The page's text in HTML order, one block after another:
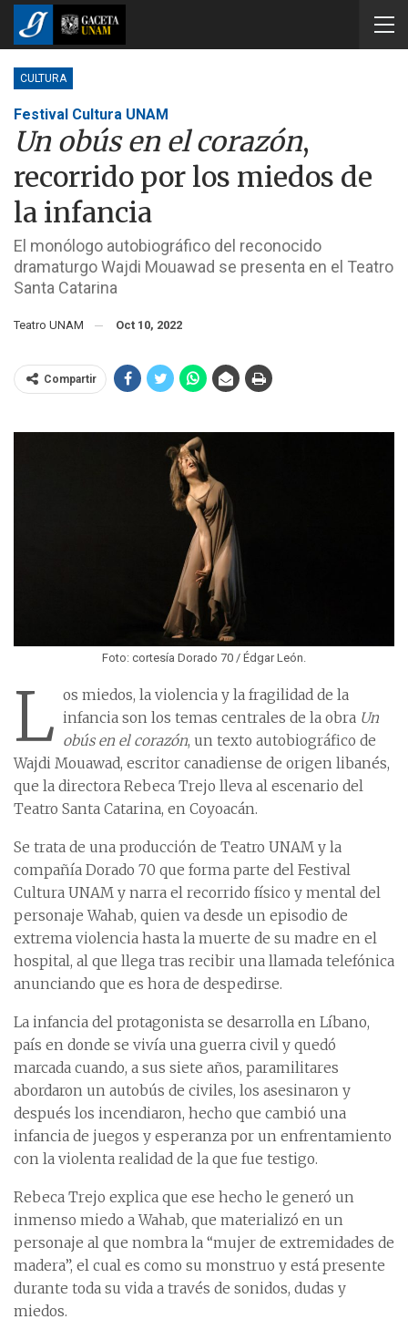
CULTURA
Festival Cultura UNAM
Un obús en el corazón,
recorrido por los miedos de
la infancia
El monólogo autobiográfico del reconocido
dramaturgo Wajdi Mouawad se presenta en el Teatro
Santa Catarina
Teatro UNAM Oct 10, 2022
Compartir
Foto: cortesía Dorado 70 / Édgar León.
L os miedos, la violencia y la fragilidad de la
infancia son los temas centrales de la obra Un
obús en el corazón, un texto autobiográfico de
Wajdi Mouawad, escritor canadiense de origen libanés,
que la directora Rebeca Trejo lleva al escenario del
Teatro Santa Catarina, en Coyoacán.
Se trata de una producción de Teatro UNAM y la
compañía Dorado 70 que forma parte del Festival
Cultura UNAM y narra el recorrido físico y mental del
personaje Wahab, quien va desde un episodio de
extrema violencia hasta la muerte de su madre en el
hospital, al que llega tras recibir una llamada telefónica
anunciando que es hora de despedirse.
La infancia del protagonista se desarrolla en Líbano,
país en donde se vivía una guerra civil y quedó
marcada cuando, a sus siete años, paramilitares
abordaron un autobús de civiles, los asesinaron y
después los incendiaron, hecho que cambió una
infancia de juegos y esperanza por un enfrentamiento
con la violenta realidad de la que fue testigo.
Rebeca Trejo explica que ese hecho le generó un
inmenso miedo a Wahab, que materializó en un
personaje al que nombra la “mujer de extremidades de
madera”, el cual es como su monstruo y está presente
durante toda su vida a través de sonidos, dudas y
miedos.